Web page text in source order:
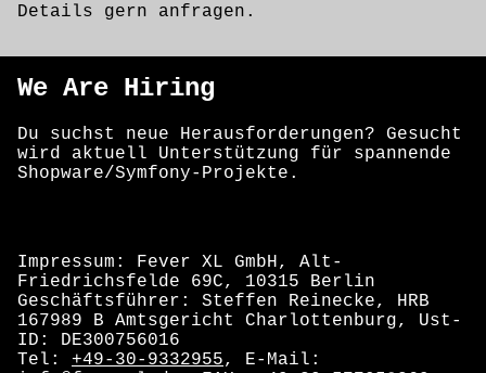
Details gern anfragen.
We Are Hiring
Du suchst neue Herausforderungen? Gesucht
wird aktuell Unterstützung für spannende
Shopware/Symfony-Projekte.
Impressum: Fever XL GmbH, Alt-
Friedrichsfelde 69C, 10315 Berlin
Geschäftsführer: Steffen Reinecke, HRB
167989 B Amtsgericht Charlottenburg, Ust-
ID: DE300756016
Tel: +49-30-9332955, E-Mail: